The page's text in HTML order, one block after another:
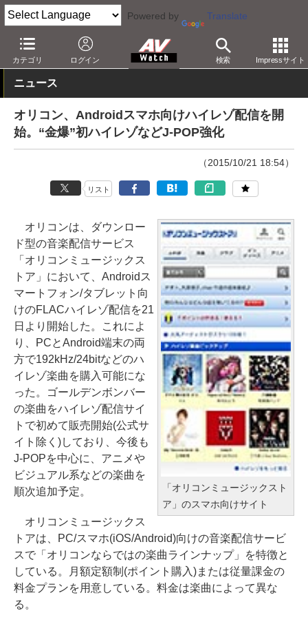
Powered by Translate
カテゴリ ログイン 検索 Impressサイト
AV Watch コンテンツ・サービス 音楽配信
ニュース
オリコン、Androidスマホ向けハイレゾ配信を開
始。“金爆”初ハイレゾなどJ-POP強化
（2015/10/21 18:54）
リスト
「オリコンミュージックスト
ア」のスマホ向けサイト
オリコンは、ダウンロー
ド型の音楽配信サービス
「オリコンミュージックス
トア」において、Androidス
マートフォン/タブレット向
けのFLACハイレゾ配信を21
日より開始した。これによ
り、PCとAndroid端末の両
方で192kHz/24bitなどのハ
イレゾ楽曲を購入可能にな
った。ゴールデンボンバー
の楽曲をハイレゾ配信サイ
トで初めて販売開始(公式サ
イト除く)しており、今後も
J-POPを中心に、アニメや
ビジュアル系などの楽曲を
順次追加予定。
オリコンミュージックス
トアは、PC/スマホ(iOS/Android)向けの音楽配信サービ
スで「オリコンならではの楽曲ラインナップ」を特徴と
している。月額定額制(ポイント購入)または従量課金の
料金プランを用意している。料金は楽曲によって異な
る。